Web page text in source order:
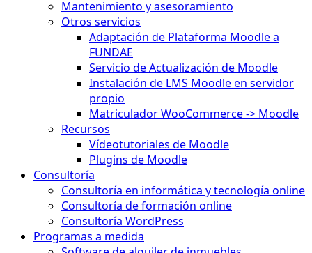
Mantenimiento y asesoramiento
Otros servicios
Adaptación de Plataforma Moodle a
FUNDAE
Servicio de Actualización de Moodle
Instalación de LMS Moodle en servidor
propio
Matriculador WooCommerce -> Moodle
Recursos
Vídeotutoriales de Moodle
Plugins de Moodle
Consultoría
Consultoría en informática y tecnología online
Consultoría de formación online
Consultoría WordPress
Programas a medida